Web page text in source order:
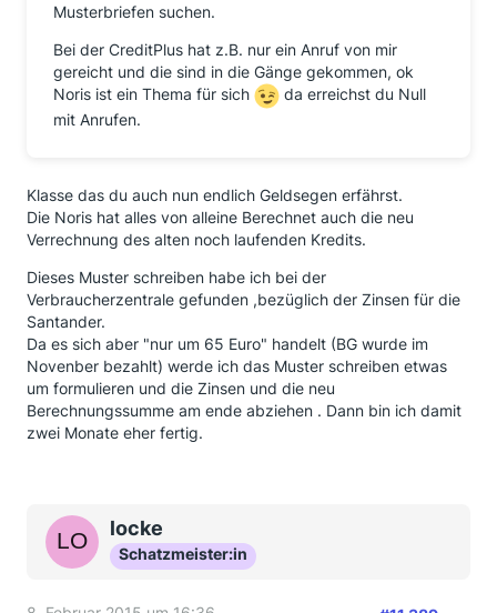
Musterbriefen suchen.
Bei der CreditPlus hat z.B. nur ein Anruf von mir
gereicht und die sind in die Gänge gekommen, ok
Noris ist ein Thema für sich
da erreichst du Null
mit Anrufen.
Klasse das du auch nun endlich Geldsegen erfährst.
Die Noris hat alles von alleine Berechnet auch die neu
Verrechnung des alten noch laufenden Kredits.
Dieses Muster schreiben habe ich bei der
Verbraucherzentrale gefunden ,bezüglich der Zinsen für die
Santander.
Da es sich aber "nur um 65 Euro" handelt (BG wurde im
Novenber bezahlt) werde ich das Muster schreiben etwas
um formulieren und die Zinsen und die neu
Berechnungssumme am ende abziehen . Dann bin ich damit
zwei Monate eher fertig.
locke
Schatzmeister:in